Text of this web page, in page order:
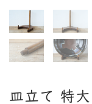
皿立て 特大